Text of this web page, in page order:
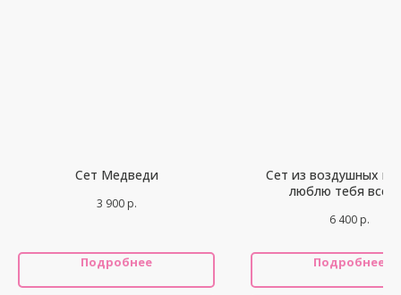
Сет Медведи
3 900 р.
Подробнее
Сет из воздушных
люблю тебя
6 400 р.
Подробнее